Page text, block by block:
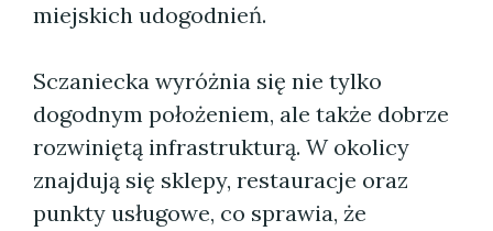
miejskich udogodnień.
Sczaniecka wyróżnia się nie tylko
dogodnym położeniem, ale także dobrze
rozwiniętą infrastrukturą. W okolicy
znajdują się sklepy, restauracje oraz
punkty usługowe, co sprawia, że